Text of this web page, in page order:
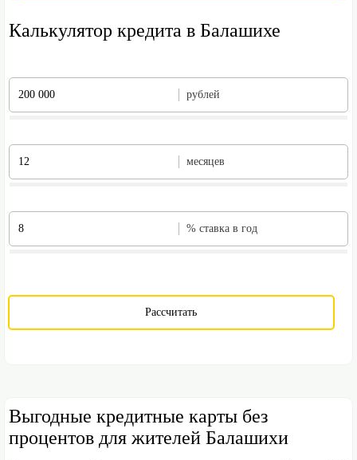
Калькулятор кредита в Балашихе
рублей
месяцев
% ставка в год
Рассчитать
Выгодные кредитные карты без
процентов для жителей Балашихи